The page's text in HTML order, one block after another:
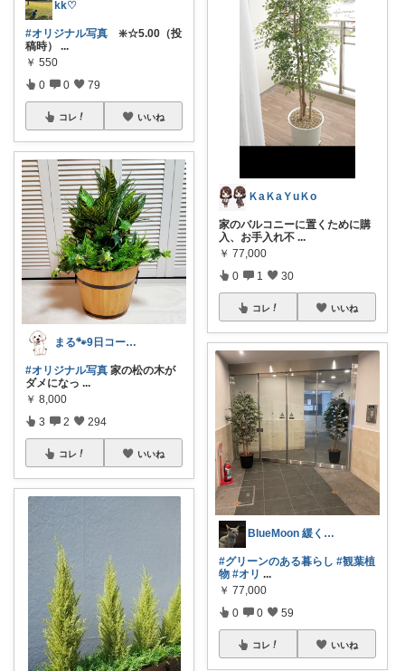
kk♡
#オリジナル写真 ❇️☆5.00（投
稿時）
...
￥ 550
0 0 79
コレ いいね
まる🐾9日コーデUP♡いつも感謝✽
#オリジナル写真 家の松の木が
ダメになっ ...
￥ 8,000
3 2 294
コレ いいね
ＫaＫaＹuＫo
家のバルコニーに置くために購
入、お手入れ不 ...
￥ 77,000
0 1 30
コレ いいね
BlueMoon 緩く活動中🐈‍⬛🐾
#グリーンのある暮らし #観葉植
物 #オリ ...
￥ 77,000
0 0 59
コレ いいね